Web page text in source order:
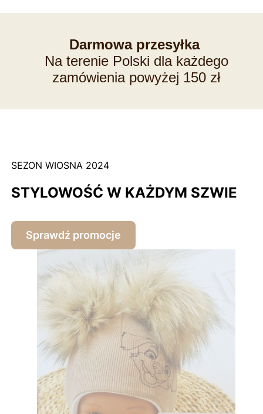
Darmowa przesyłka
Na terenie Polski dla każdego
zamówienia powyżej 150 zł
SEZON WIOSNA 2024
STYLOWOŚĆ W KAŻDYM SZWIE
Sprawdź promocje